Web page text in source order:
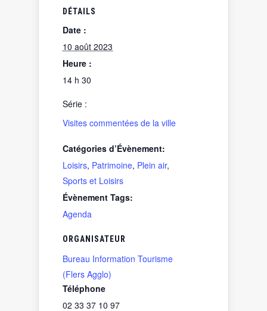
DÉTAILS
Date :
10 août 2023
Heure :
14 h 30
Série :
Visites commentées de la ville
Catégories d’Évènement:
Loisirs, Patrimoine, Plein air,
Sports et Loisirs
Évènement Tags:
Agenda
ORGANISATEUR
Bureau Information Tourisme
(Flers Agglo)
Téléphone
02 33 37 10 97